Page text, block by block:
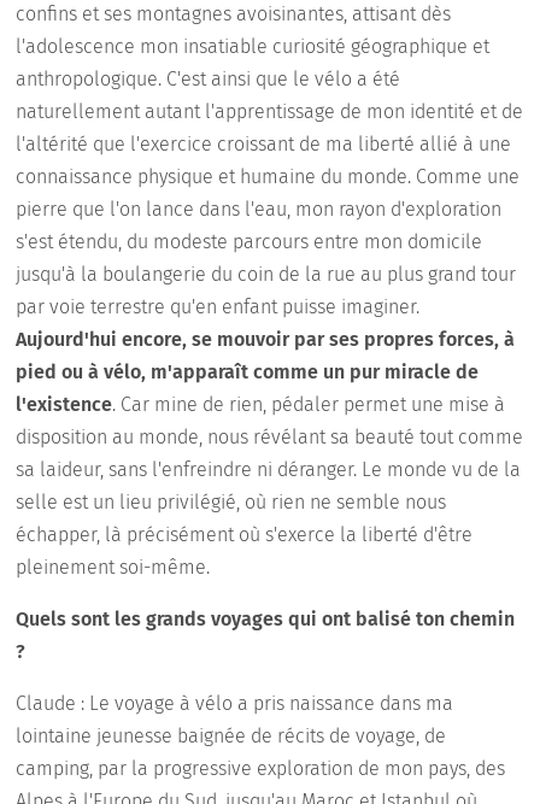
confins et ses montagnes avoisinantes, attisant dès
l'adolescence mon insatiable curiosité géographique et
anthropologique. C'est ainsi que le vélo a été
naturellement autant l'apprentissage de mon identité et de
l'altérité que l'exercice croissant de ma liberté allié à une
connaissance physique et humaine du monde. Comme une
pierre que l'on lance dans l'eau, mon rayon d'exploration
s'est étendu, du modeste parcours entre mon domicile
jusqu'à la boulangerie du coin de la rue au plus grand tour
par voie terrestre qu'en enfant puisse imaginer.
Aujourd'hui encore, se mouvoir par ses propres forces, à
pied ou à vélo, m'apparaît comme un pur miracle de
l'existence. Car mine de rien, pédaler permet une mise à
disposition au monde, nous révélant sa beauté tout comme
sa laideur, sans l'enfreindre ni déranger. Le monde vu de la
selle est un lieu privilégié, où rien ne semble nous
échapper, là précisément où s'exerce la liberté d'être
pleinement soi-même.
Quels sont les grands voyages qui ont balisé ton chemin
?
Claude : Le voyage à vélo a pris naissance dans ma
lointaine jeunesse baignée de récits de voyage, de
camping, par la progressive exploration de mon pays, des